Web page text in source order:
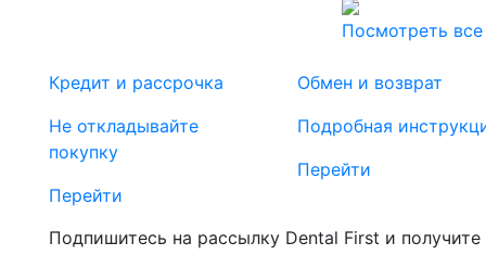
Посмотреть все
Кредит и рассрочка
Не откладывайте
покупку
Перейти
Обмен и возврат
Подробная
Перейти
Подпишитесь на рассылку Dental First и